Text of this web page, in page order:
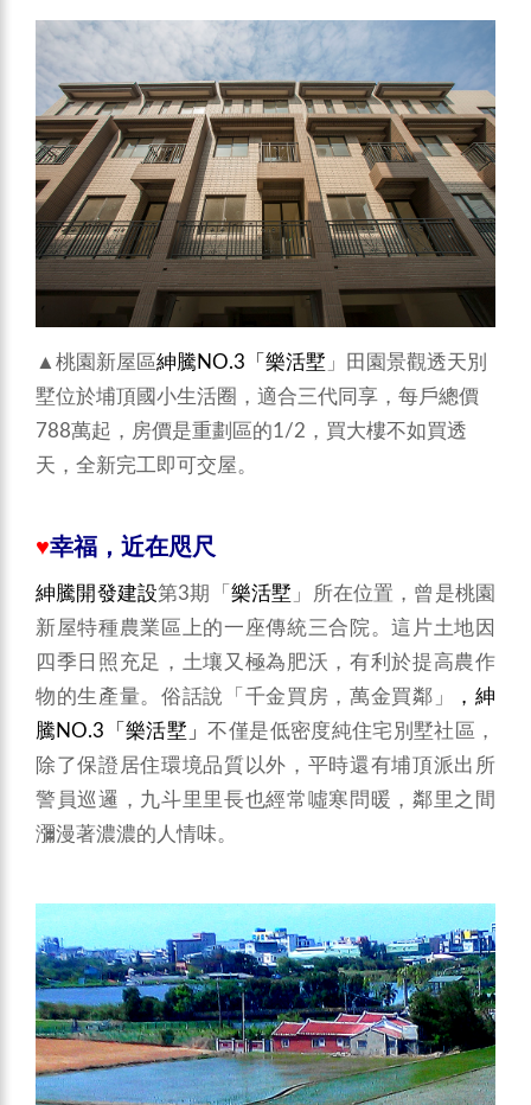
▲桃園新屋區紳騰NO.3「樂活墅 」田園景觀透天別
墅位於埔頂國小生活圈，適合三代同享，每戶總價
788萬起，房價是重劃區的1/2，買大樓不如買透
天，全新完工即可交屋。
♥幸福，近在咫尺
紳騰開發建設第3期「 樂活墅 」所在位置，曾是桃園
新屋特種農業區上的一座傳統三合院。這片土地因
四季日照充足，土壤又極為肥沃，有利於提高農作
物的生產量。俗話說「千金買房，萬金買鄰」
，紳
騰NO.3「樂活墅」不僅是低密度純住宅別墅社區，
除了保證居住環境品質以外，平時還有埔頂派出所
警員巡邏，九斗里里長也經常噓寒問暖，鄰里之間
瀰漫著濃濃的人情味。